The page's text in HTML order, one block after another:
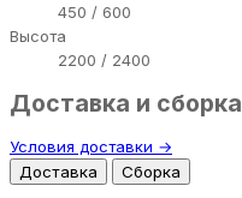
450 / 600
Высота
2200 / 2400
Доставка и сборка
Условия доставки →
Доставка
Сборка